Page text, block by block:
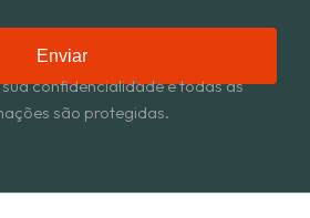
Enviar
confidencialidade e todas as
são protegidas.